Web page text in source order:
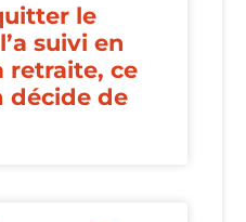
le
suivi en
retraite, ce
décide de